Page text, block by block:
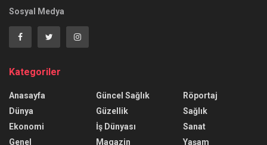
Sosyal Medya
Kategoriler
Anasayfa
Dünya
Ekonomi
Genel
Güncel Sağlık
Güzellik
İş Dünyası
Magazin
Röportaj
Sağlık
Sanat
Yaşam